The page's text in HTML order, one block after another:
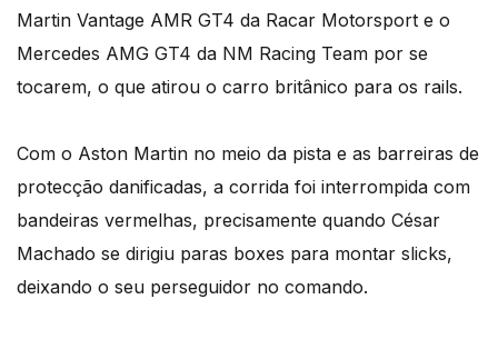
Martin Vantage AMR GT4 da Racar Motorsport e o
Mercedes AMG GT4 da NM Racing Team por se
tocarem, o que atirou o carro britânico para os rails.
Com o Aston Martin no meio da pista e as barreiras de
protecção danificadas, a corrida foi interrompida com
bandeiras vermelhas, precisamente quando César
Machado se dirigiu paras boxes para montar slicks,
deixando o seu perseguidor no comando.